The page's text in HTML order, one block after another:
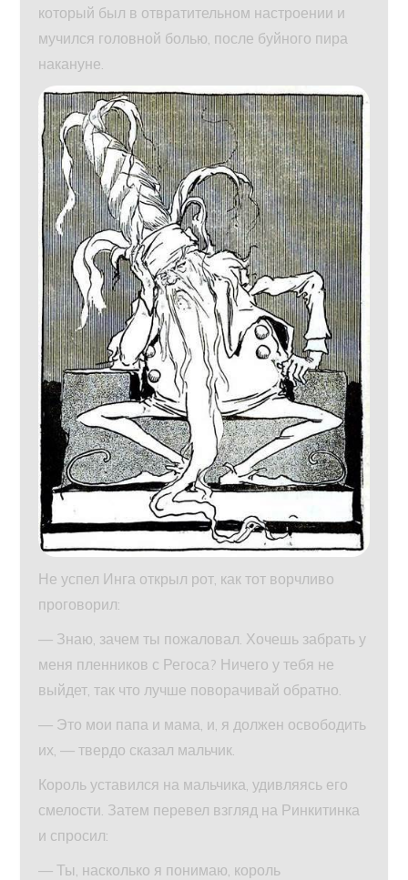
который был в отвратительном настроении и
мучился головной болью, после буйного пира
накануне.
Не успел Инга открыл рот, как тот ворчливо
проговорил:
— Знаю, зачем ты пожаловал. Хочешь забрать у
меня пленников с Регоса? Ничего у тебя не
выйдет, так что лучше поворачивай обратно.
— Это мои папа и мама, и, я должен освободить
их, — твердо сказал мальчик.
Король уставился на мальчика, удивляясь его
смелости. Затем перевел взгляд на Ринкитинка
и спросил:
— Ты, насколько я понимаю, король